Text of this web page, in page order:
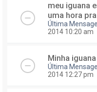
meu iguana
uma hora
Última
2014 10:20 am
Minha
Última
2014 12:27 pm